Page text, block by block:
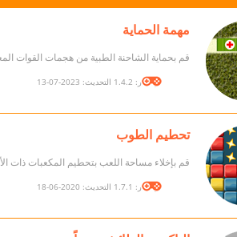
مهمة الحماية
قم بحماية الشاحنة الطبية من هجمات القوات
الإصدار: 1.4.2 التحديث: 2023-07-13
تحطيم الطوب
قم بإخلاء مساحة اللعب بتحطيم المكعبات ذات
الإصدار: 1.7.1 التحديث: 2020-06-18